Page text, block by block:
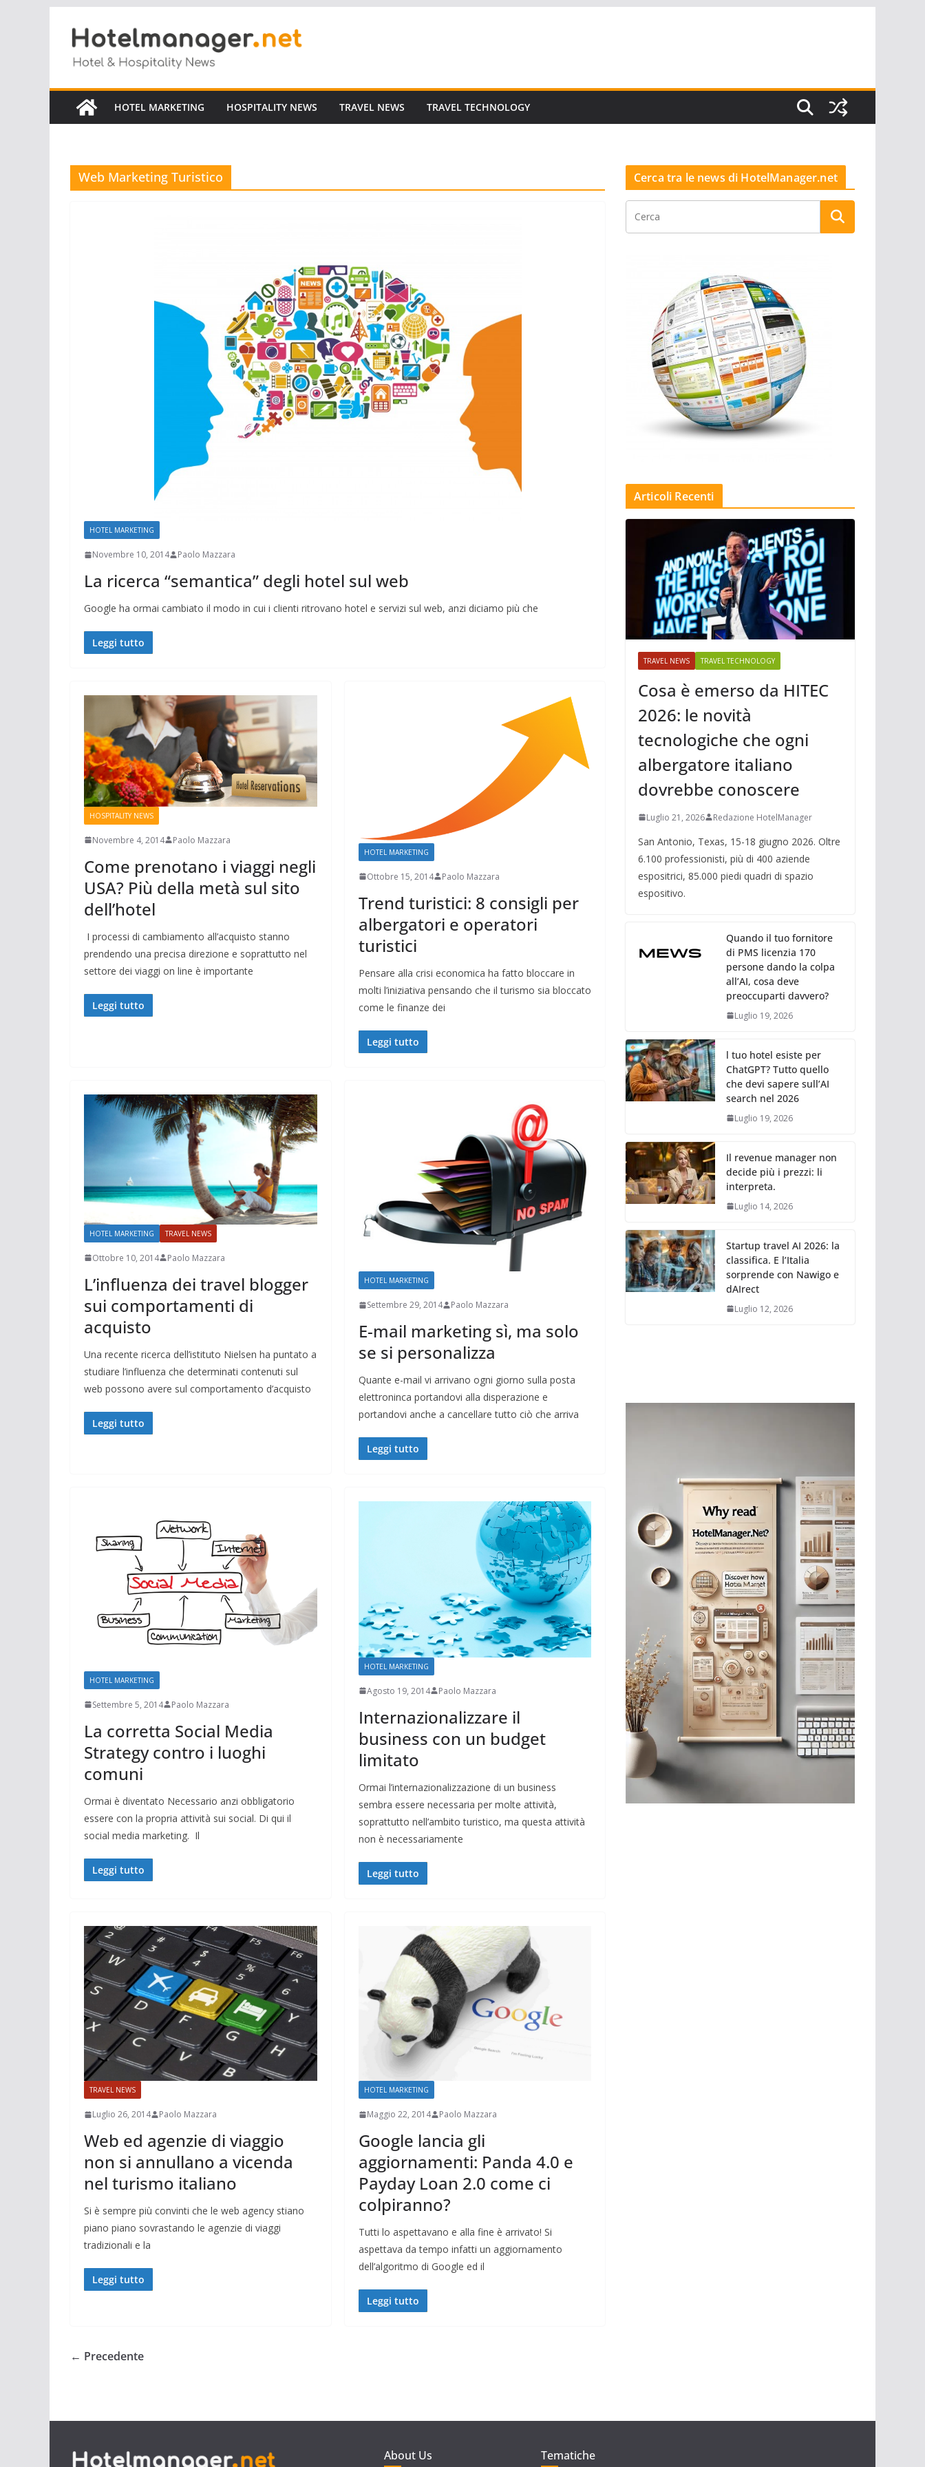
contenuto
HOTEL MARKETING HOSPITALITY NEWS TRAVEL NEWS TRAVEL TECHNOLOGY
Web Marketing Turistico
HOTEL MARKETING
Novembre 10, 2014 Paolo Mazzara
La ricerca “semantica” degli hotel sul web
Google ha ormai cambiato il modo in cui i clienti ritrovano hotel e servizi sul web, anzi diciamo più che
Leggi tutto
HOSPITALITY NEWS
Novembre 4, 2014 Paolo Mazzara
Come prenotano i viaggi negli
USA? Più della metà sul sito
dell’hotel
I processi di cambiamento all’acquisto stanno
prendendo una precisa direzione e soprattutto nel
settore dei viaggi on line è importante
Leggi tutto
HOTEL MARKETING
Ottobre 15, 2014 Paolo Mazzara
Trend turistici: 8 consigli per
albergatori e operatori
turistici
Pensare alla crisi economica ha fatto bloccare in
molti l’iniziativa pensando che il turismo sia bloccato
come le finanze dei
Leggi tutto
HOTEL MARKETING TRAVEL NEWS
Ottobre 10, 2014 Paolo Mazzara
L’influenza dei travel blogger
sui comportamenti di
acquisto
Una recente ricerca dell’istituto Nielsen ha puntato a
studiare l’influenza che determinati contenuti sul
web possono avere sul comportamento d’acquisto
Leggi tutto
HOTEL MARKETING
Settembre 29, 2014 Paolo Mazzara
E-mail marketing sì, ma solo
se si personalizza
Quante e-mail vi arrivano ogni giorno sulla posta
elettroninca portandovi alla disperazione e
portandovi anche a cancellare tutto ciò che arriva
Leggi tutto
HOTEL MARKETING
Settembre 5, 2014 Paolo Mazzara
La corretta Social Media
Strategy contro i luoghi
comuni
Ormai è diventato Necessario anzi obbligatorio
essere con la propria attività sui social. Di qui il
social media marketing. Il
Leggi tutto
HOTEL MARKETING
Agosto 19, 2014 Paolo Mazzara
Internazionalizzare il
business con un budget
limitato
Ormai l’internazionalizzazione di un business
sembra essere necessaria per molte attività,
soprattutto nell’ambito turistico, ma questa attività
non è necessariamente
Leggi tutto
TRAVEL NEWS
Luglio 26, 2014 Paolo Mazzara
Web ed agenzie di viaggio
non si annullano a vicenda
nel turismo italiano
Si è sempre più convinti che le web agency stiano
piano piano sovrastando le agenzie di viaggi
tradizionali e la
Leggi tutto
HOTEL MARKETING
Maggio 22, 2014 Paolo Mazzara
Google lancia gli
aggiornamenti: Panda 4.0 e
Payday Loan 2.0 come ci
colpiranno?
Tutti lo aspettavano e alla fine è arrivato! Si
aspettava da tempo infatti un aggiornamento
dell’algoritmo di Google ed il
Leggi tutto
← Precedente
Cerca tra le news di HotelManager.net
Articoli Recenti
TRAVEL NEWS TRAVEL TECHNOLOGY
Cosa è emerso da HITEC
2026: le novità
tecnologiche che ogni
albergatore italiano
dovrebbe conoscere
Luglio 21, 2026 Redazione HotelManager
San Antonio, Texas, 15-18 giugno 2026. Oltre
6.100 professionisti, più di 400 aziende
espositrici, 85.000 piedi quadri di spazio
espositivo.
Quando il tuo fornitore
di PMS licenzia 170
persone dando la colpa
all’AI, cosa deve
preoccuparti davvero?
Luglio 19, 2026
l tuo hotel esiste per
ChatGPT? Tutto quello
che devi sapere sull’AI
search nel 2026
Luglio 19, 2026
Il revenue manager non
decide più i prezzi: li
interpreta.
Luglio 14, 2026
Startup travel AI 2026: la
classifica. E l’Italia
sorprende con Nawigo e
dAIrect
Luglio 12, 2026
About Us Tematiche